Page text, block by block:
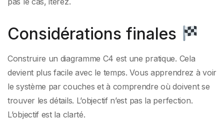
Considérations finales
Construire un diagramme C4 est une pratique. Cela
devient plus facile avec le temps. Vous apprendrez à voir
le système par couches et à comprendre où doivent se
trouver les détails. L’objectif n’est pas la perfection.
L’objectif est la clarté.